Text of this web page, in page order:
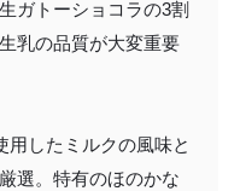
ガトーショコラの3割
乳の品質が大変重要
用したミルクの風味と
選。特有のほのかな